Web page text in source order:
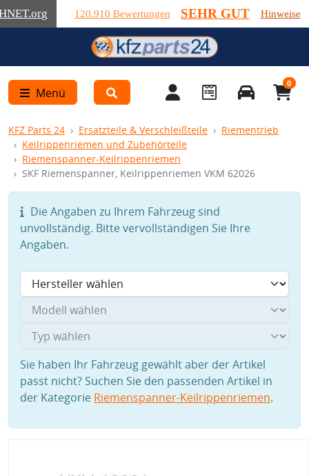
.org 120.910 Bewertungen SEHR GUT Hinweise
Menü
0
KFZ Parts 24 Ersatzteile & Verschleißteile
Riementrieb
Keilrippenriemen und Zubehörteile
Riemenspanner-Keilrippenriemen
SKF Riemenspanner, Keilrippenriemen VKM 62026
Die Angaben zu Ihrem Fahrzeug sind
unvollständig. Bitte vervollständigen Sie Ihre
Angaben.
Sie haben Ihr Fahrzeug gewählt aber der Artikel
passt nicht? Suchen Sie den passenden Artikel in
der Kategorie Riemenspanner-Keilrippenriemen.